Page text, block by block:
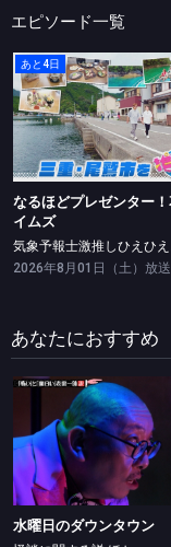
エピソード一覧
あと4日
なるほどプレゼンター！花
なるほどプレゼンター
イムズ
2026年8月01日（土）放
あなたにおすすめ
水曜日のダウンタウ
怪談に関する説 ほか
水曜日のダウンタウン